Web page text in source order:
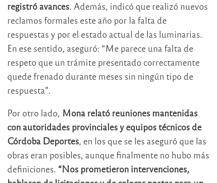
registró avances. Además, indicó que realizó nuevos
reclamos formales este año por la falta de
respuestas y por el estado actual de las luminarias.
En ese sentido, aseguró: “Me parece una falta de
respeto que un trámite presentado correctamente
quede frenado durante meses sin ningún tipo de
respuesta”.
Por otro lado, Mona relató reuniones mantenidas
con autoridades provinciales y equipos técnicos de
Córdoba Deportes, en los que se les aseguró que las
obras eran posibles, aunque finalmente no hubo más
definiciones. “Nos prometieron intervenciones,